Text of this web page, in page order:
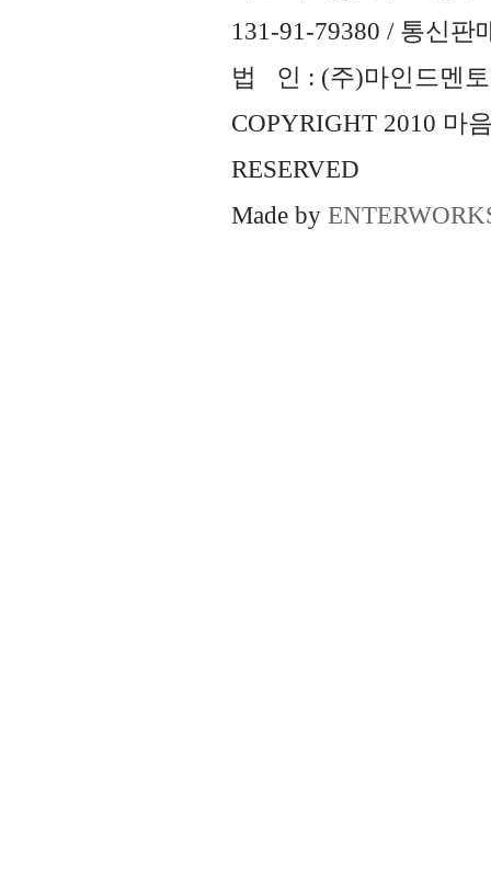
131-91-79380 / 통신판
법 인 : (주)마인드멘토
COPYRIGHT 2010 마
RESERVED
Made by